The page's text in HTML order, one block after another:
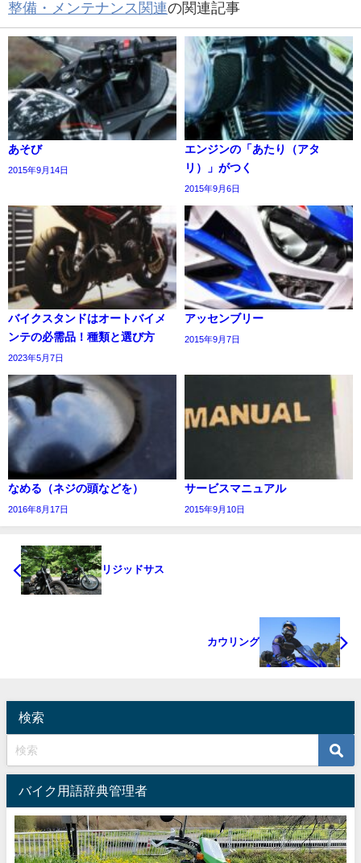
整備・メンテナンス関連の関連記事
あそび
2015年9月14日
エンジンの「あたり（アタ
リ）」がつく
2015年9月6日
バイクスタンドはオートバイメ
ンテの必需品！種類と選び方
2023年5月7日
アッセンブリー
2015年9月7日
なめる（ネジの頭などを）
2016年8月17日
サービスマニュアル
2015年9月10日
リジッドサス
カウリング
検索
バイク用語辞典管理者